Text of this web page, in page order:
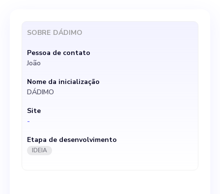
fundamental para nosso
sucesso, focando
principalmente na direção
estratégica e na expansão da
empresa. Como cofundador,
você colaborará
estreitamente com a equipe
existente e será
SOBRE DÁDIMO
Pessoa de contato
João
Nome da inicialização
DÁDIMO
Site
-
Etapa de desenvolvimento
IDEIA